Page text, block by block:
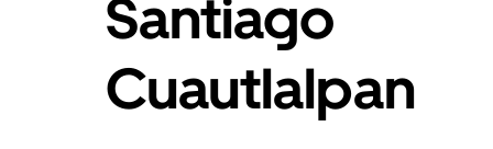
Santiago
Cuautlalpan